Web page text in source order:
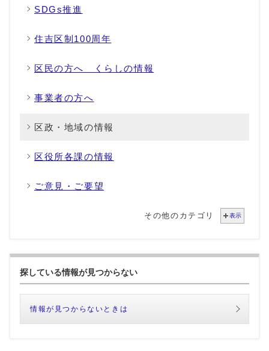
SDGs推進
住吉区制100周年
区民の方へ くらしの情報
事業者の方へ
区政・地域の情報
区役所各課の情報
ご意見・ご要望
その他のカテゴリ 表示
探している情報が見つからない
情報が見つからないときは